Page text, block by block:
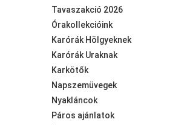
Tavaszakció 2026
Órakollekcióink
Karórák Hölgyeknek
Karórák Uraknak
Karkötők
Napszemüvegek
Nyakláncok
Páros ajánlatok